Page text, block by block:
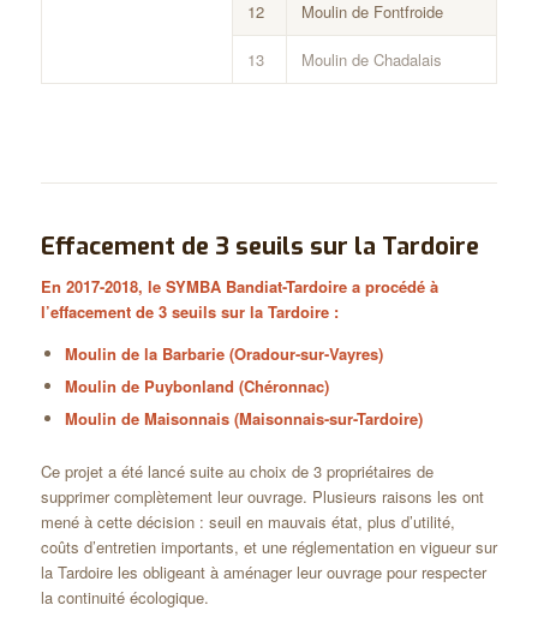
12 Moulin de Fontfroide
13 Moulin de Chadalais
Effacement de 3 seuils sur la Tardoire
En 2017-2018, le SYMBA Bandiat-Tardoire a procédé à
l’effacement de 3 seuils sur la Tardoire :
Moulin de la Barbarie (Oradour-sur-Vayres)
Moulin de Puybonland (Chéronnac)
Moulin de Maisonnais (Maisonnais-sur-Tardoire)
Ce projet a été lancé suite au choix de 3 propriétaires de
supprimer complètement leur ouvrage. Plusieurs raisons les ont
mené à cette décision : seuil en mauvais état, plus d’utilité,
coûts d’entretien importants, et une réglementation en vigueur sur
la Tardoire les obligeant à aménager leur ouvrage pour respecter
la continuité écologique.